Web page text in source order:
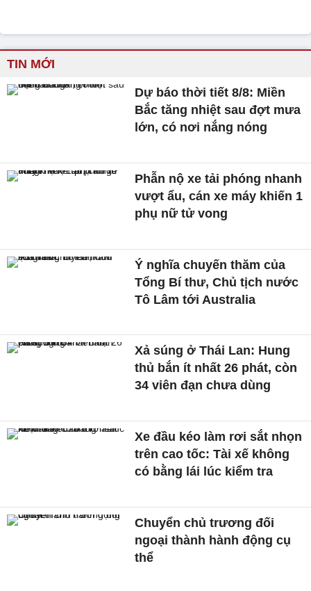
TIN MỚI
Dự báo thời tiết 8/8: Miền
Bắc tăng nhiệt sau đợt mưa
lớn, có nơi nắng nóng
Phẫn nộ xe tải phóng nhanh
vượt ẩu, cán xe máy khiến 1
phụ nữ tử vong
Ý nghĩa chuyến thăm của
Tổng Bí thư, Chủ tịch nước
Tô Lâm tới Australia
Xả súng ở Thái Lan: Hung
thủ bắn ít nhất 26 phát, còn
34 viên đạn chưa dùng
Xe đầu kéo làm rơi sắt nhọn
trên cao tốc: Tài xế không
có bằng lái lúc kiểm tra
Chuyển chủ trương đối
ngoại thành hành động cụ
thể